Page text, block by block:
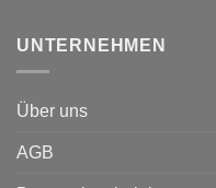
UNTERNEHMEN
Über uns
AGB